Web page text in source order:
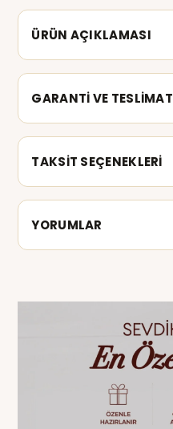
ÜRÜN AÇIKLAMASI
GARANTİ VE TESLİMAT
TAKSİT SEÇENEKLERİ
YORUMLAR